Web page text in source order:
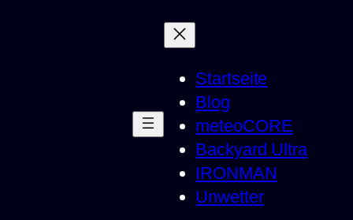
Startseite
Blog
meteoCORE
Backyard Ultra
IRONMAN
Unwetter